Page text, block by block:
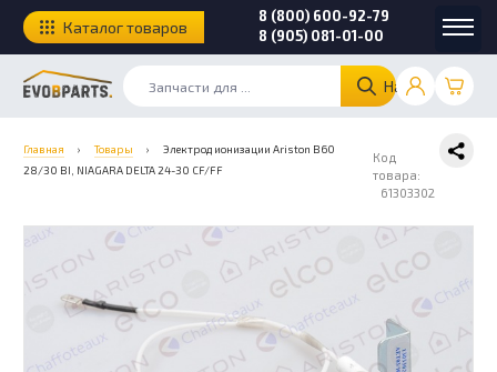
Найти
8 (800) 600-92-79
8 (905) 081-01-00
Каталог товаров
Главная › Товары ›
Электрод ионизации Ariston B60
28/30 BI, NIAGARA DELTA 24-30 CF/FF
Код
товара:
61303302